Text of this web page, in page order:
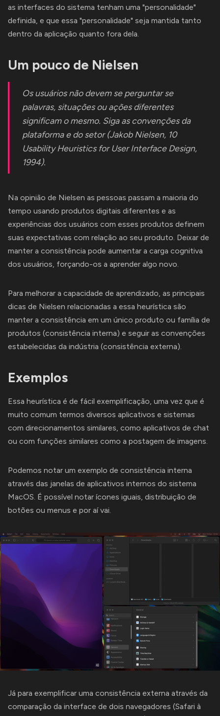
as interfaces do sistema tenham uma "personalidade"
definida, e que essa "personalidade" seja mantida tanto
dentro da aplicação quanto fora dela.
Um pouco de Nielsen
Os usuários não devem se perguntar se
palavras, situações ou ações diferentes
significam o mesmo. Siga as convenções da
plataforma e do setor (Jakob Nielsen, 10
Usability Heuristics for User Interface Design,
1994).
Na opinião de Nielsen as pessoas passam a maioria do
tempo usando produtos digitais diferentes e as
experiências dos usuários com esses produtos definem
suas expectativas com relação ao seu produto. Deixar de
manter a consistência pode aumentar a carga cognitiva
dos usuários, forçando-os a aprender algo novo.
Para melhorar a capacidade de aprendizado, as principais
dicas de Nielsen relacionadas a essa heurística são
manter a consistência em um único produto ou família de
produtos (consistência interna) e seguir as convenções
estabelecidas da indústria (consistência externa).
Exemplos
Essa heurística é de fácil exemplificação, uma vez que é
muito comum termos diversos aplicativos e sistemas
com direcionamentos similares, como aplicativos de chat
ou com funções similares como a postagem de imagens.
Podemos notar um exemplo de consistência interna
através das janelas de aplicativos internos do sistema
MacOS. É possível notar ícones iguais, distribuição de
botões ou menus e por aí vai.
Já para exemplificar uma consistência externa através da
comparação da interface de dois navegadores (Safari à